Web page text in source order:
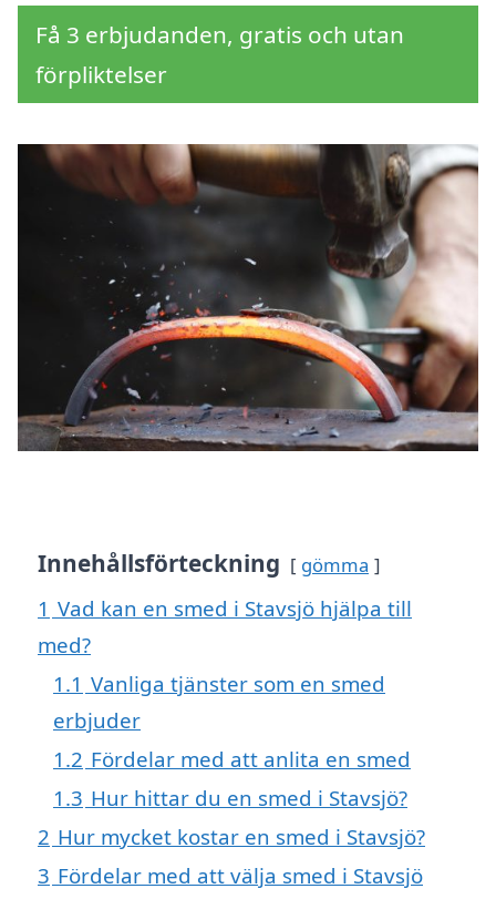
Få 3 erbjudanden, gratis och utan
förpliktelser
Innehållsförteckning gömma
1 Vad kan en smed i Stavsjö hjälpa till
med?
1.1 Vanliga tjänster som en smed
erbjuder
1.2 Fördelar med att anlita en smed
1.3 Hur hittar du en smed i Stavsjö?
2 Hur mycket kostar en smed i Stavsjö?
3 Fördelar med att välja smed i Stavsjö